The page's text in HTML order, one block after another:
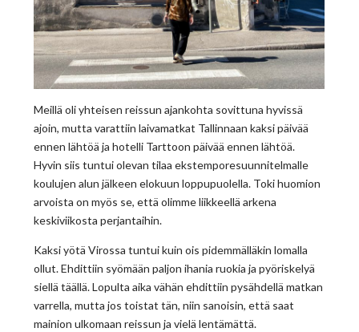
Meillä oli yhteisen reissun ajankohta sovittuna hyvissä
ajoin, mutta varattiin laivamatkat Tallinnaan kaksi päivää
ennen lähtöä ja hotelli Tarttoon päivää ennen lähtöä.
Hyvin siis tuntui olevan tilaa ekstemporesuunnitelmalle
koulujen alun jälkeen elokuun loppupuolella. Toki huomion
arvoista on myös se, että olimme liikkeellä arkena
keskiviikosta perjantaihin.
Kaksi yötä Virossa tuntui kuin ois pidemmälläkin lomalla
ollut. Ehdittiin syömään paljon ihania ruokia ja pyöriskelyä
siellä täällä. Lopulta aika vähän ehdittiin pysähdellä matkan
varrella, mutta jos toistat tän, niin sanoisin, että saat
mainion ulkomaan reissun ja vielä lentämättä.